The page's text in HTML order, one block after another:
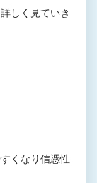
しく見ていき
くなり信憑性